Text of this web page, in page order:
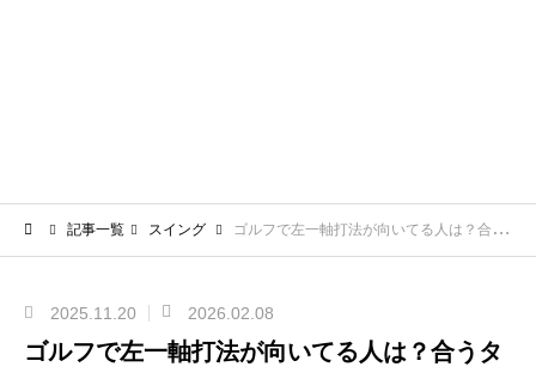
記事一覧 スイング ゴルフで左一軸打法が向いてる人は？合うタイプとスイングのメリット
2025.11.20 2026.02.08
ゴルフで左一軸打法が向いてる人は？合うタ